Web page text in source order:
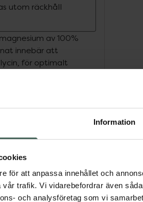
Information
för att anpassa innehållet och
trafik. Vi vidarebefordrar även
och analysföretag som vi
utom räckhåll
av 100%
innebär att
för optimalt
normal
normal
utmattning. I
bladgrönsaker,
kan hämma upptaget
för magen. Endast 1-2
som räcker i 3-6
av Djurens Rätt.
och metall kan
skydd mot fukt och luft.
av NORDBO - ett